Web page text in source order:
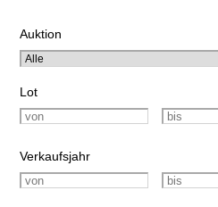
Auktion
Lot
Verkaufsjahr